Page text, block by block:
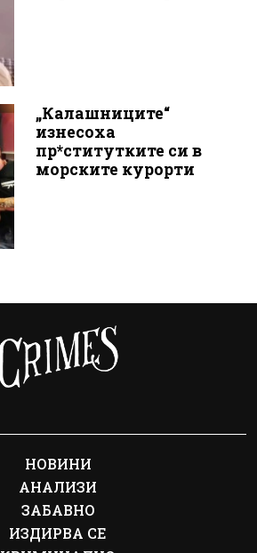
„Калашниците“
изнесоха
пр*ститутките си в
морските курорти
НОВИНИ
АНАЛИЗИ
ЗАБАВНО
ИЗДИРВА СЕ